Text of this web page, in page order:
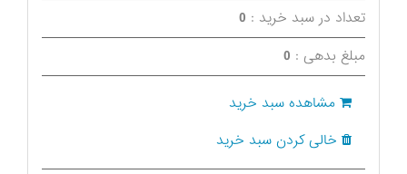
تعداد در سبد خرید : 0
مبلغ بدهی : 0
مشاهده سبد خرید
خالی کردن سبد خرید